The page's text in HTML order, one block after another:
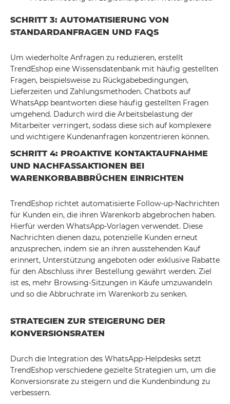
SCHRITT 3: AUTOMATISIERUNG VON
STANDARDANFRAGEN UND FAQS
Um wiederholte Anfragen zu reduzieren, erstellt
TrendEshop eine Wissensdatenbank mit häufig gestellten
Fragen, beispielsweise zu Rückgabebedingungen,
Lieferzeiten und Zahlungsmethoden. Chatbots auf
WhatsApp beantworten diese häufig gestellten Fragen
umgehend. Dadurch wird die Arbeitsbelastung der
Mitarbeiter verringert, sodass diese sich auf komplexere
und wichtigere Kundenanfragen konzentrieren können.
SCHRITT 4: PROAKTIVE KONTAKTAUFNAHME
UND NACHFASSAKTIONEN BEI
WARENKORBABBRÜCHEN EINRICHTEN
TrendEshop richtet automatisierte Follow-up-Nachrichten
für Kunden ein, die ihren Warenkorb abgebrochen haben.
Hierfür werden WhatsApp-Vorlagen verwendet. Diese
Nachrichten dienen dazu, potenzielle Kunden erneut
anzusprechen, indem sie an ihren ausstehenden Kauf
erinnert, Unterstützung angeboten oder exklusive Rabatte
für den Abschluss ihrer Bestellung gewährt werden. Ziel
ist es, mehr Browsing-Sitzungen in Käufe umzuwandeln
und so die Abbruchrate im Warenkorb zu senken.
STRATEGIEN ZUR STEIGERUNG DER
KONVERSIONSRATEN
Durch die Integration des WhatsApp-Helpdesks setzt
TrendEshop verschiedene gezielte Strategien um, um die
Konversionsrate zu steigern und die Kundenbindung zu
verbessern.